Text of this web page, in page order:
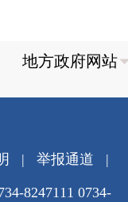
| 举报通道 |
8247111 0734-